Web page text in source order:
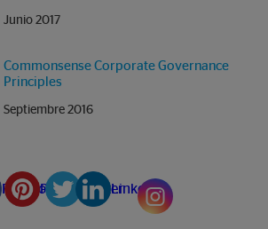
Junio 2017
Commonsense Corporate Governance
Principles
Septiembre 2016
FacebookPinterestTwitterLinkedin